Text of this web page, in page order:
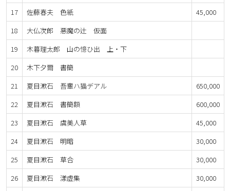
17
佐藤春夫 色紙
45,000
18
大仏次郎 悪魔の辻 仮面
19
木暮理太郎 山の憶ひ出 上・下
20
木下夕爾 書簡
21
夏目漱石 吾輩ハ猫デアル
650,000
22
夏目漱石 書簡額
600,000
23
夏目漱石 虞美人草
45,000
24
夏目漱石 明暗
30,000
25
夏目漱石 草合
30,000
26
夏目漱石 漾虚集
30,000